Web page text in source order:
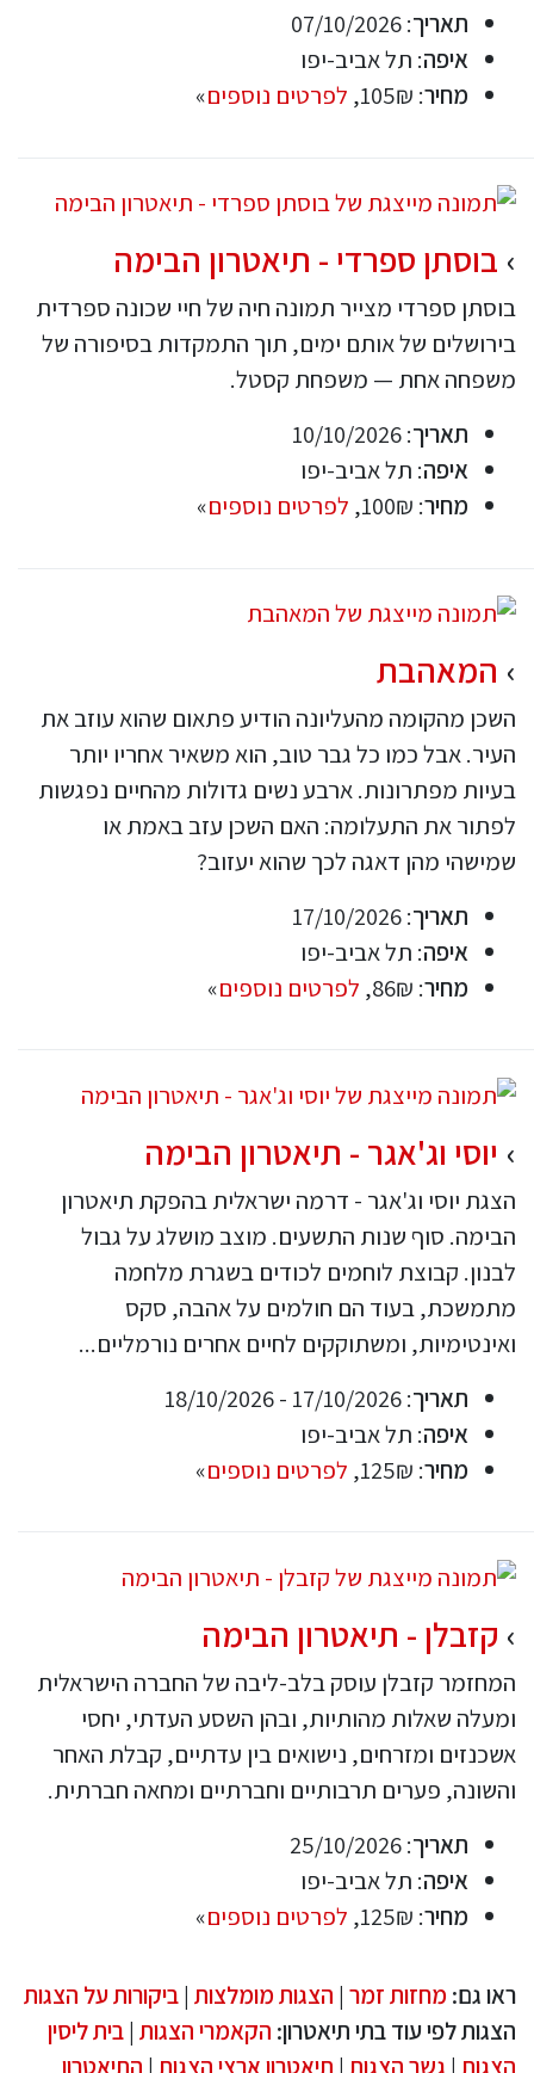
תאריך: 07/10/2026
איפה: תל אביב-יפו
מחיר: 105₪, לפרטים נוספים»
בוסתן ספרדי - תיאטרון הבימה
בוסתן ספרדי מצייר תמונה חיה של חיי שכונה ספרדית
בירושלים של אותם ימים, תוך התמקדות בסיפורה של
משפחה אחת — משפחת קסטל.
תאריך: 10/10/2026
איפה: תל אביב-יפו
מחיר: 100₪, לפרטים נוספים»
המאהבת
השכן מהקומה מהעליונה הודיע פתאום שהוא עוזב את
העיר. אבל כמו כל גבר טוב, הוא משאיר אחריו יותר
בעיות מפתרונות. ארבע נשים גדולות מהחיים נפגשות
לפתור את התעלומה: האם השכן עזב באמת או
שמישהי מהן דאגה לכך שהוא יעזוב?
תאריך: 17/10/2026
איפה: תל אביב-יפו
מחיר: 86₪, לפרטים נוספים»
יוסי וג'אגר - תיאטרון הבימה
הצגת יוסי וג'אגר - דרמה ישראלית בהפקת תיאטרון
הבימה. סוף שנות התשעים. מוצב מושלג על גבול
לבנון. קבוצת לוחמים לכודים בשגרת מלחמה
מתמשכת, בעוד הם חולמים על אהבה, סקס
ואינטימיות, ומשתוקקים לחיים אחרים נורמליים...
תאריך: 17/10/2026 - 18/10/2026
איפה: תל אביב-יפו
מחיר: 125₪, לפרטים נוספים»
קזבלן - תיאטרון הבימה
המחזמר קזבלן עוסק בלב-ליבה של החברה הישראלית
ומעלה שאלות מהותיות, ובהן השסע העדתי, יחסי
אשכנזים ומזרחים, נישואים בין עדתיים, קבלת האחר
והשונה, פערים תרבותיים וחברתיים ומחאה חברתית.
תאריך: 25/10/2026
איפה: תל אביב-יפו
מחיר: 125₪, לפרטים נוספים»
ראו גם: מחזות זמר | הצגות מומלצות |ביקורות על הצגות
הצגות לפי עוד בתי תיאטרון: הקאמרי הצגות |בית ליסין
הצגות | גשר הצגות | תיאטרון ארצי הצגות | התיאטרון